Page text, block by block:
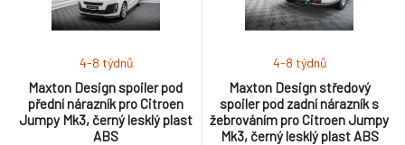
Maxton Design spoiler pod
přední nárazník pro Citroen
Jumpy Mk3, černý lesklý plast
ABS
4-8 týdnů
Maxton Design středový
spoiler pod zadní nárazník s
žebrováním pro Citroen Jumpy
Mk3, černý lesklý plast ABS
4-8 týdnů